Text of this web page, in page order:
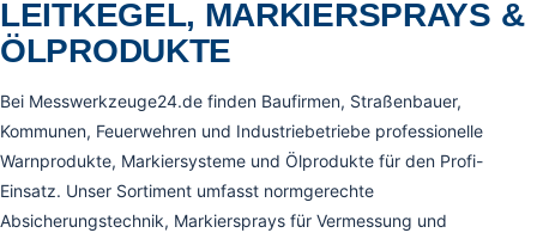
LEITKEGEL, MARKIERSPRAYS &
ÖLPRODUKTE
Bei Messwerkzeuge24.de finden Baufirmen, Straßenbauer,
Kommunen, Feuerwehren und Industriebetriebe professionelle
Warnprodukte, Markiersysteme und Ölprodukte für den Profi-
Einsatz. Unser Sortiment umfasst normgerechte
Absicherungstechnik, Markiersprays für Vermessung und